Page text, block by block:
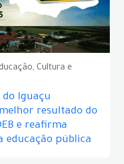
Cultura e
Iguaçu
resultado do
e reafirma
educação pública